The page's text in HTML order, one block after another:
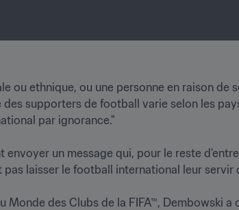
ou ethnique, ou une personne en raison
des supporters de football varie selon les
par ignorance."
envoyer un message qui, pour le reste
laisser le football international leur servir
Monde des Clubs de la FIFA™, Dembowski